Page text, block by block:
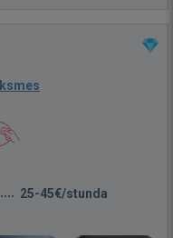
25-45€/stunda